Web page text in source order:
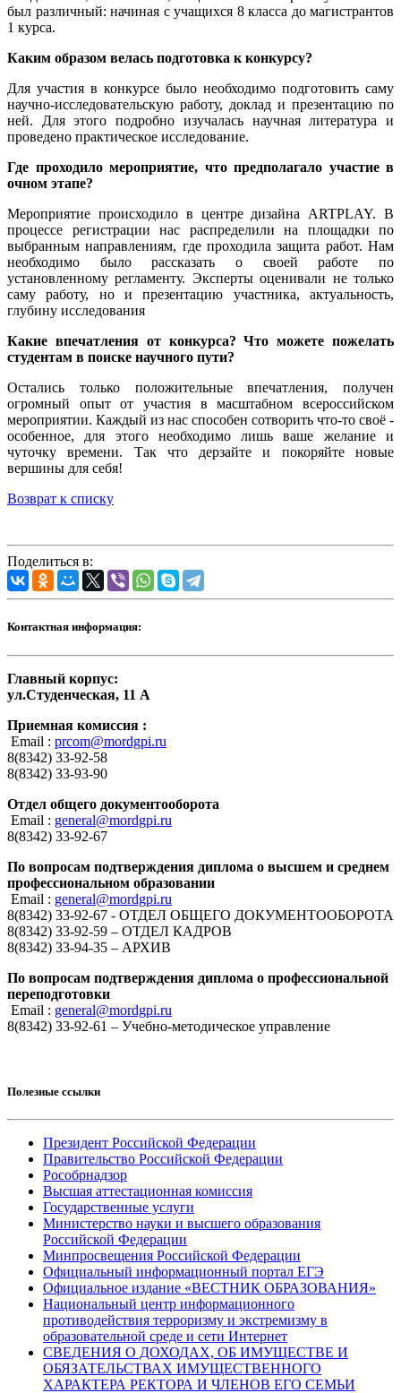
был различный: начиная с учащихся 8 класса до магистрантов
1 курса.
Каким образом велась подготовка к конкурсу?
Для участия в конкурсе было необходимо подготовить саму
научно-исследовательскую работу, доклад и презентацию по
ней. Для этого подробно изучалась научная литература и
проведено практическое исследование.
Где проходило мероприятие, что предполагало участие в
очном этапе?
Мероприятие происходило в центре дизайна ARTPLAY. В
процессе регистрации нас распределили на площадки по
выбранным направлениям, где проходила защита работ. Нам
необходимо было рассказать о своей работе по
установленному регламенту. Эксперты оценивали не только
саму работу, но и презентацию участника, актуальность,
глубину исследования
Какие впечатления от конкурса? Что можете пожелать
студентам в поиске научного пути?
Остались только положительные впечатления, получен
огромный опыт от участия в масштабном всероссийском
мероприятии. Каждый из нас способен сотворить что-то своё -
особенное, для этого необходимо лишь ваше желание и
чуточку времени. Так что дерзайте и покоряйте новые
вершины для себя!
Возврат к списку
Поделиться в:
Контактная информация:
Главный корпус:
ул.Студенческая, 11 А
Приемная комиссия :
Email : prcom@mordgpi.ru
8(8342) 33-92-58
8(8342) 33-93-90
Отдел общего документооборота
Email : general@mordgpi.ru
8(8342) 33-92-67
По вопросам подтверждения диплома о высшем и среднем
профессиональном образовании
Email : general@mordgpi.ru
8(8342) 33-92-67 - ОТДЕЛ ОБЩЕГО ДОКУМЕНТООБОРОТА
8(8342) 33-92-59 – ОТДЕЛ КАДРОВ
8(8342) 33-94-35 – АРХИВ
По вопросам подтверждения диплома о профессиональной
переподготовки
Email : general@mordgpi.ru
8(8342) 33-92-61 – Учебно-методическое управление
Полезные ссылки
Президент Российской Федерации
Правительство Российской Федерации
Рособрнадзор
Высшая аттестационная комиссия
Государственные услуги
Министерство науки и высшего образования
Российской Федерации
Минпросвещения Российской Федерации
Официальный информационный портал ЕГЭ
Официальное издание «ВЕСТНИК ОБРАЗОВАНИЯ»
Национальный центр информационного
противодействия терроризму и экстремизму в
образовательной среде и сети Интернет
СВЕДЕНИЯ О ДОХОДАХ, ОБ ИМУЩЕСТВЕ И
ОБЯЗАТЕЛЬСТВАХ ИМУЩЕСТВЕННОГО
ХАРАКТЕРА РЕКТОРА И ЧЛЕНОВ ЕГО СЕМЬИ